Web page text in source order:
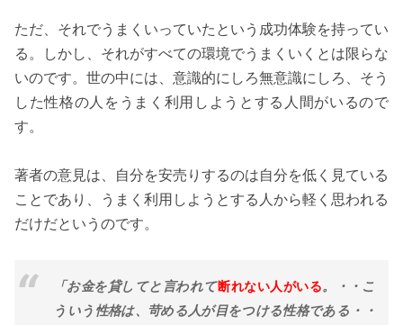
ただ、それでうまくいっていたという成功体験を持ってい
る。しかし、それがすべての環境でうまくいくとは限らな
いのです。世の中には、意識的にしろ無意識にしろ、そう
した性格の人をうまく利用しようとする人間がいるので
す。
著者の意見は、自分を安売りするのは自分を低く見ている
ことであり、うまく利用しようとする人から軽く思われる
だけだというのです。
「お金を貸してと言われて断れない人がいる。・・こ
ういう性格は、苛める人が目をつける性格である・・